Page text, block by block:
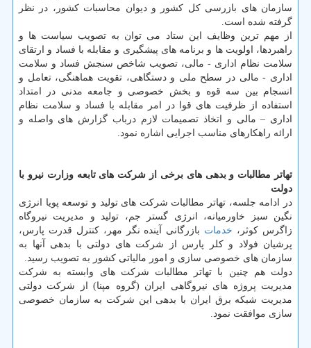
سازمان های بازرسی كل كشور و دیوان محاسبات كشور، در نظر
گرفته شده است.
از مهم ترین وظایف این ستاد می توان به تصویب سیاست‏ ها و
راهبردها، اولویت ‏ها و برنامه ‏های پیشگیری و مقابله با فساد و ارتقای
سلامت نظام اداری - مالی، تصویب شاخص سنجش فساد و سلامت
اداری - مالی در سطح ملی و دستگاهی، تقویت هماهنگی، تعامل و
انسجام بین سه قوه و بخش خصوصی و جامعه مدنی در امتداد
استفاده از ظرفیت‏ های قوا در امر مقابله با فساد و سلامت نظام
اداری – مالی و اتخاذ تصمیمات لازم درباب گزارش‏ های واصله و
ارائه راهكارهای مناسب اجرایی اشاره نمود.
تهاتر مطالبات و بدهی های برخی از شركت های تابعه وزارت نیرو با
دولت
در ادامه جلسه، تهاتر مطالبات شركت های تولید و توسعه پویا انرژی
نگین سبز خاورمیانه، انرژی گستر جم، تولید و مدیریت نیروگاه
زاگرس كوثر، خدمات بازرگانی آینده نگر مهر، كنترل قدرت پارس،
پرشیان فولاد و كلر پارس از شركت های دولتی با بدهی آنها به
سازمان های خصوصی سازی و امور مالیاتی كشور به تصویب رسید.
دولت هم چنین با تهاتر مطالبات شركت های وابسته به شركت
مدیریت پروژه های نیروگاهی ایران (گروه مپنا) از شركت دولتی
مدیریت شبكه برق ایران با بدهی این شركت به سازمان خصوصی
سازی موافقت نمود.